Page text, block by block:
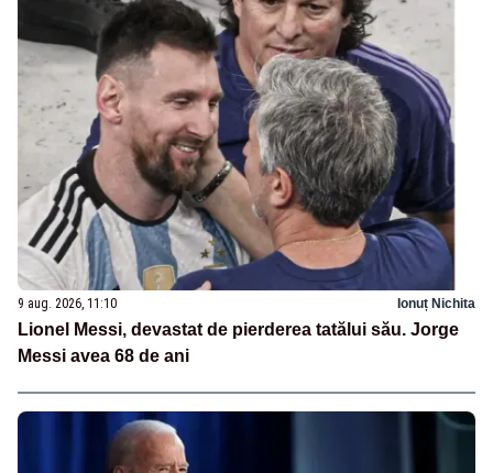
9 aug. 2026, 11:10 Ionuț Nichita
Lionel Messi, devastat de pierderea tatălui său. Jorge
Messi avea 68 de ani